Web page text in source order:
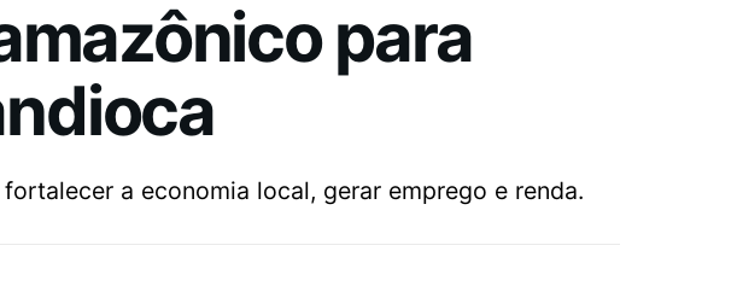
para
a economia local, gerar emprego e renda.